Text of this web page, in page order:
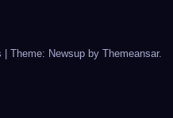
Theme: Newsup by Themeansar.